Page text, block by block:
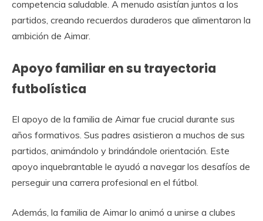
competencia saludable. A menudo asistían juntos a los
partidos, creando recuerdos duraderos que alimentaron la
ambición de Aimar.
Apoyo familiar en su trayectoria
futbolística
El apoyo de la familia de Aimar fue crucial durante sus
años formativos. Sus padres asistieron a muchos de sus
partidos, animándolo y brindándole orientación. Este
apoyo inquebrantable le ayudó a navegar los desafíos de
perseguir una carrera profesional en el fútbol.
Además, la familia de Aimar lo animó a unirse a clubes